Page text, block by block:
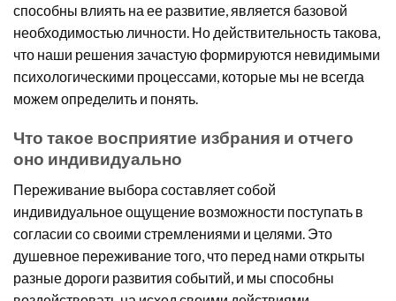
способны влиять на ее развитие, является базовой
необходимостью личности. Но действительность такова,
что наши решения зачастую формируются невидимыми
психологическими процессами, которые мы не всегда
можем определить и понять.
Что такое восприятие избрания и отчего
оно индивидуально
Переживание выбора составляет собой
индивидуальное ощущение возможности поступать в
согласии со своими стремлениями и целями. Это
душевное переживание того, что перед нами открыты
разные дороги развития событий, и мы способны